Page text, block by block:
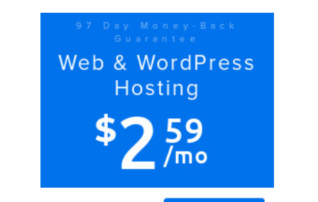
Yuk
Yuk
bersama